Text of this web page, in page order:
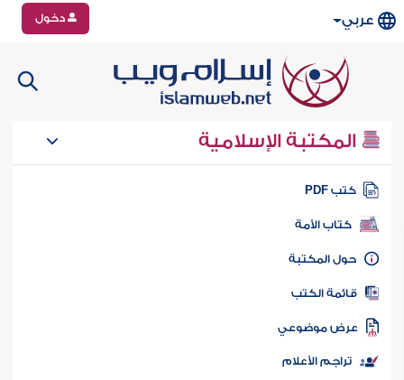
عربي دخول
المكتبة الإسلامية
كتب PDF
كتاب الأمة
المكتبة
الكتب
موضوعي